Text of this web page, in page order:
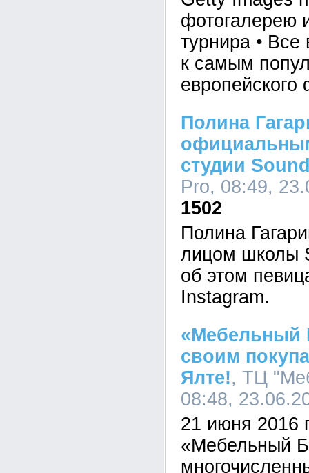
фотогалерею
турнира •
к самым
европейского
Полина
студии
Pro, 08:49,
1502
Полина
лицом школы
об этом
Instagram.
«Мебельный
своим
Ялте!, ТЦ
08:48,
21 июня 2016
«Мебельный